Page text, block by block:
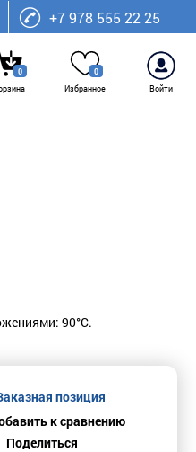
+7 978 555 22 25
0
0
Избранное
Войти
90°С.
позиция
к сравнению
Поделиться